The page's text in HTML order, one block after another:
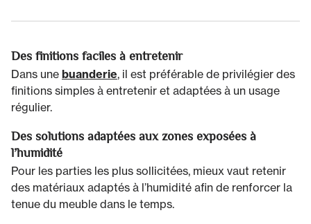
Des finitions faciles à entretenir
Dans une buanderie, il est préférable de privilégier des
finitions simples à entretenir et adaptées à un usage
régulier.
Des solutions adaptées aux zones exposées à
l’humidité
Pour les parties les plus sollicitées, mieux vaut retenir
des matériaux adaptés à l’humidité afin de renforcer la
tenue du meuble dans le temps.